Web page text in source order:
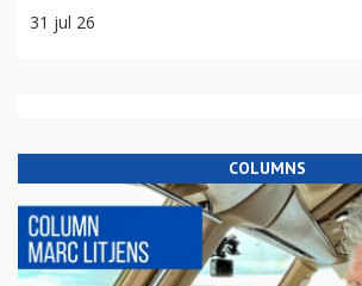
31 jul 26
COLUMNS